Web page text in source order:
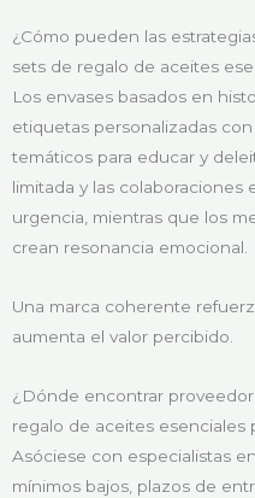
¿Cómo pueden las
sets de regalo de aceites
Los envases basados en
etiquetas personalizadas
temáticos para educar y
limitada y las colaboraciones
urgencia, mientras que los
crean resonancia emocional.
Una marca coherente
aumenta el valor percibido.
¿Dónde encontrar
regalo de aceites esenciales
Asóciese con especialistas
mínimos bajos, plazos de